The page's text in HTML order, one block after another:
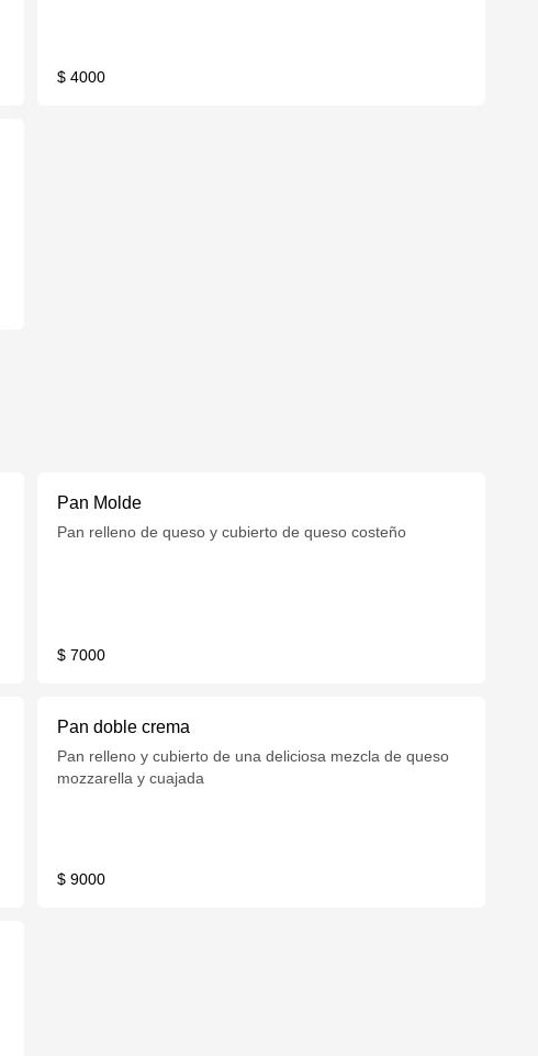
$ 4000
Pan Molde
Pan relleno de queso y cubierto de queso costeño
$ 7000
Pan doble crema
Pan relleno y cubierto de una deliciosa mezcla de queso
mozzarella y cuajada
$ 9000